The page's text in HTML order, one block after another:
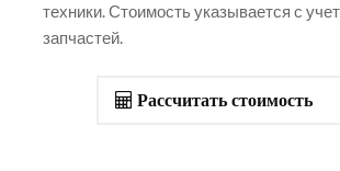
техники. Стоимость указывается с
запчастей.
Рассчитать стоимость